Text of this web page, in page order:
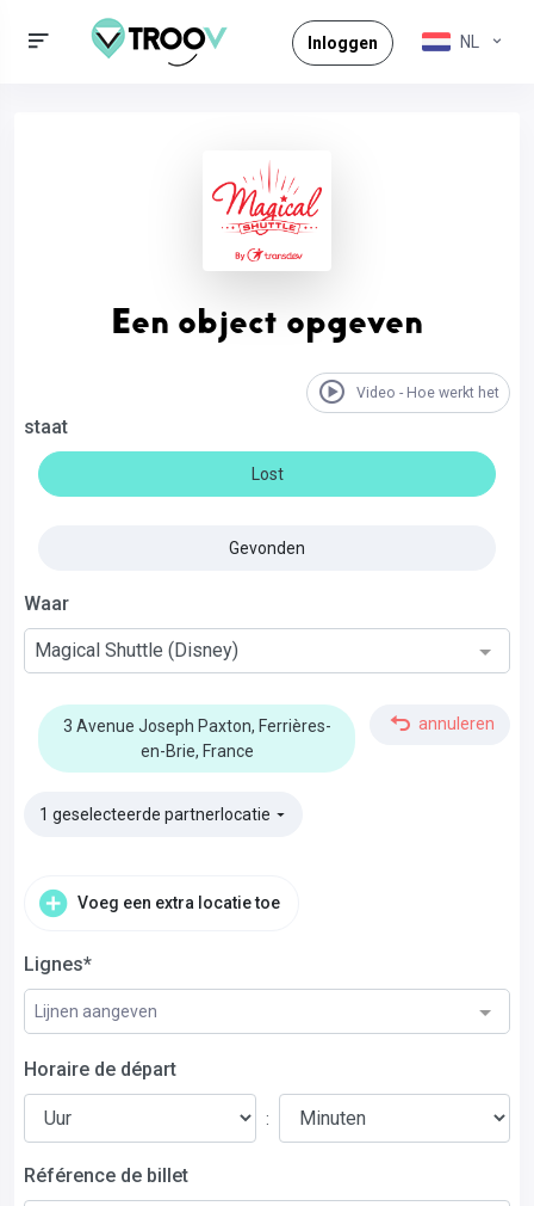
Inloggen NL
Een object opgeven
Video - Hoe werkt het
staat
Lost
Gevonden
Waar
Magical Shuttle (Disney)
annuleren
3 Avenue Joseph Paxton, Ferrières-
en-Brie, France
1 geselecteerde partnerlocatie ▼
Voeg een extra locatie toe
Lignes*
Lijnen aangeven
Horaire de départ
:
Référence de billet